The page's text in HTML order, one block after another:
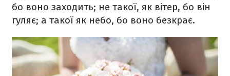
бо воно заходить; не такої, як вітер, бо він
гуляє; а такої як небо, бо воно безкрає.